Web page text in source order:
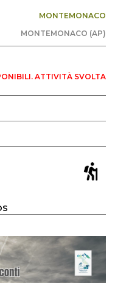
MONTEMONACO
MONTEMONACO (AP)
ATTIVITÀ SVOLTA